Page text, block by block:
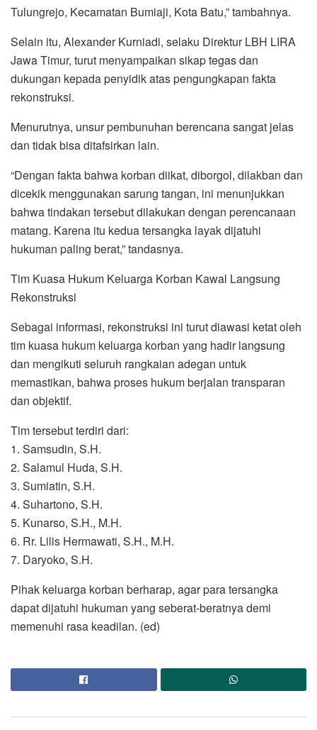
Tulungrejo, Kecamatan Bumiaji, Kota Batu,” tambahnya.
Selain itu, Alexander Kurniadi, selaku Direktur LBH LIRA
Jawa Timur, turut menyampaikan sikap tegas dan
dukungan kepada penyidik atas pengungkapan fakta
rekonstruksi.
Menurutnya, unsur pembunuhan berencana sangat jelas
dan tidak bisa ditafsirkan lain.
“Dengan fakta bahwa korban diikat, diborgol, dilakban dan
dicekik menggunakan sarung tangan, ini menunjukkan
bahwa tindakan tersebut dilakukan dengan perencanaan
matang. Karena itu kedua tersangka layak dijatuhi
hukuman paling berat,” tandasnya.
Tim Kuasa Hukum Keluarga Korban Kawal Langsung
Rekonstruksi
Sebagai informasi, rekonstruksi ini turut diawasi ketat oleh
tim kuasa hukum keluarga korban yang hadir langsung
dan mengikuti seluruh rangkaian adegan untuk
memastikan, bahwa proses hukum berjalan transparan
dan objektif.
Tim tersebut terdiri dari:
1. Samsudin, S.H.
2. Salamul Huda, S.H.
3. Sumiatin, S.H.
4. Suhartono, S.H.
5. Kunarso, S.H., M.H.
6. Rr. Lilis Hermawati, S.H., M.H.
7. Daryoko, S.H.
Pihak keluarga korban berharap, agar para tersangka
dapat dijatuhi hukuman yang seberat-beratnya demi
memenuhi rasa keadilan. (ed)